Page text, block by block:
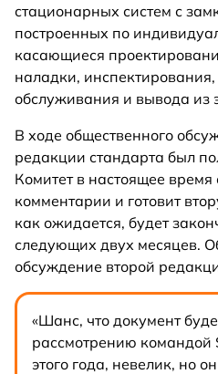
стационарных систем с
построенных по
касающиеся
наладки,
обслуживания и вывода из
В ходе общественного
редакции стандарта был
Комитет в настоящее время
комментарии и готовит
как ожидается, будет
следующих двух месяцев.
обсуждение второй
«Шанс, что документ
рассмотрению командой
этого года, невелик, но